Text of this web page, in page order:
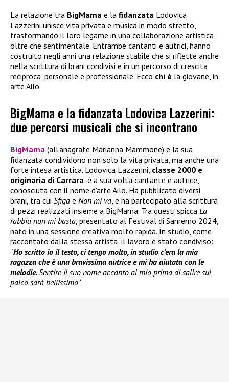
La relazione tra BigMama e la fidanzata Lodovica
Lazzerini unisce vita privata e musica in modo stretto,
trasformando il loro legame in una collaborazione artistica
oltre che sentimentale. Entrambe cantanti e autrici, hanno
costruito negli anni una relazione stabile che si riflette anche
nella scrittura di brani condivisi e in un percorso di crescita
reciproca, personale e professionale. Ecco chi è la giovane, in
arte Ailo.
BigMama e la fidanzata Lodovica Lazzerini:
due percorsi musicali che si incontrano
BigMama (all’anagrafe Marianna Mammone) e la sua
fidanzata condividono non solo la vita privata, ma anche una
forte intesa artistica. Lodovica Lazzerini, classe 2000 e
originaria di Carrara , è a sua volta cantante e autrice,
conosciuta con il nome d’arte Ailo. Ha pubblicato diversi
brani, tra cui Sfiga e Non mi va , e ha partecipato alla scrittura
di pezzi realizzati insieme a BigMama. Tra questi spicca La
rabbia non mi basta , presentato al Festival di Sanremo 2024,
nato in una sessione creativa molto rapida. In studio, come
raccontato dalla stessa artista, il lavoro è stato condiviso:
“Ho scritto io il testo, ci tengo molto, in studio c’era la mia
ragazza che è una bravissima autrice e mi ha aiutata con le
melodie.Sentire il suo nome accanto al mio prima di salire sul
palco sarà bellissimo“.